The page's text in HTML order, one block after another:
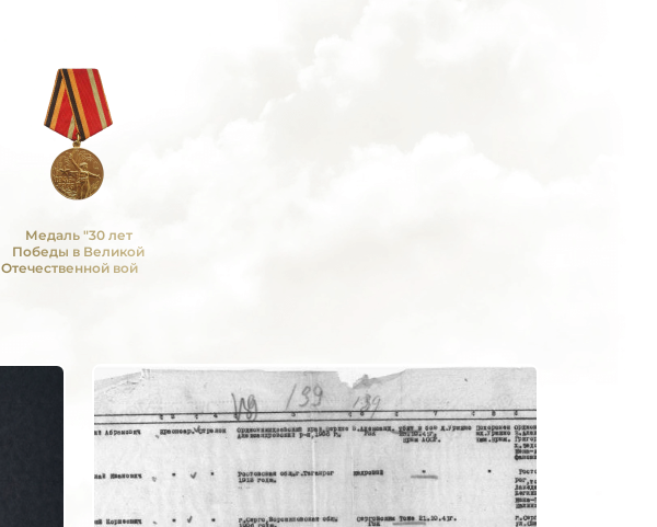
Медаль "30 лет
Победы в Великой
Отечественной войне